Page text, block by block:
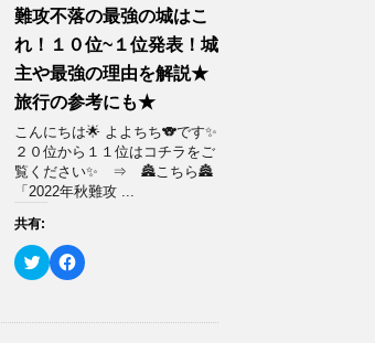
t
t
e
r
で
共
有
(
し
い
ウ
ィ
ン
ド
で
き
ま
す
共
有
す
る
に
は
ク
リ
ク
し
て
く
だ
さ
し
い
ウ
難攻不落の最強の城はこ
れ！１０位~１位発表！城
主や最強の理由を解説★
旅行の参考にも★
こんにちは🌟 よよちち🐨です✨
２０位から１１位はコチラをご
覧ください✨ ⇒ 🏯こちら🏯
「2022年秋難攻 ...
共有:
ク
リ
て
F
a
o